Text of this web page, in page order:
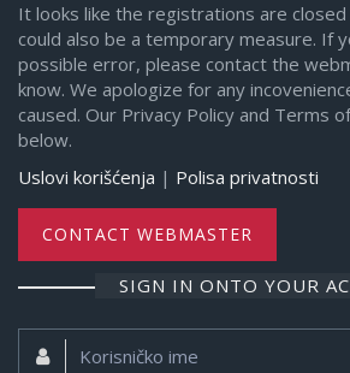
It looks like the registrations are
could also be a temporary measure. If
possible error, please contact the
know. We apologize for any
caused. Our Privacy Policy and Terms
below.
Uslovi korišćenja | Polisa privatnosti
CONTACT WEBMASTER
SIGN IN ONTO YOUR
Korisničko